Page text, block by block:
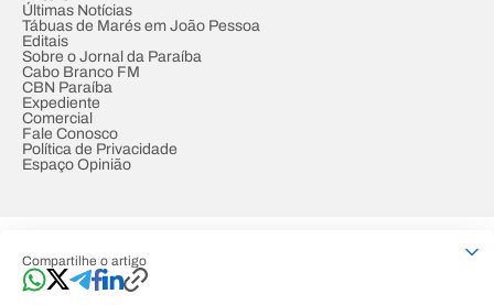
Compartilhe o artigo
Últimas Notícias
Tábuas de Marés em João Pessoa
Editais
Sobre o Jornal da Paraíba
Cabo Branco FM
CBN Paraíba
Expediente
Comercial
Fale Conosco
Política de Privacidade
Espaço Opinião
Developed by Designed by